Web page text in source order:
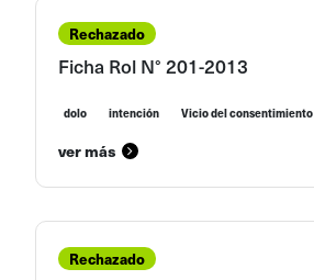
Rechazado
Ficha Rol N° 201-2013
dolo intención Vicio del consentimiento
ver más
Rechazado